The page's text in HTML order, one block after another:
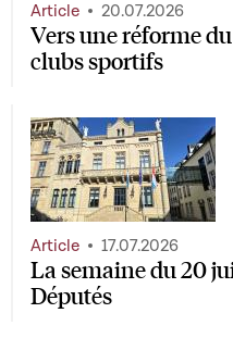
Vers une réforme
clubs sportifs
Article 20.07.2026
La semaine du 20
Députés
Article 17.07.2026